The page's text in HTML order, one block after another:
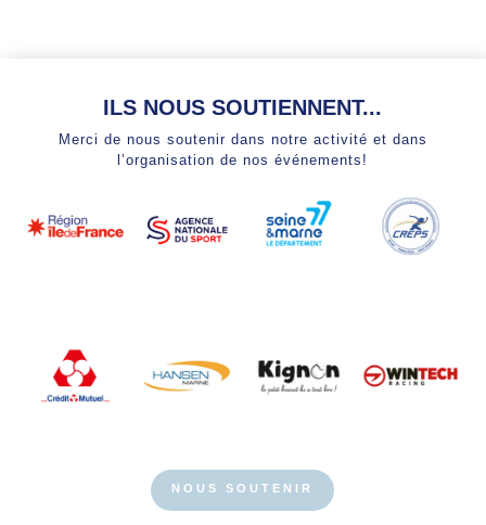
ILS NOUS SOUTIENNENT...
Merci de nous soutenir dans notre activité et dans
l’organisation de nos événements!
NOUS SOUTENIR